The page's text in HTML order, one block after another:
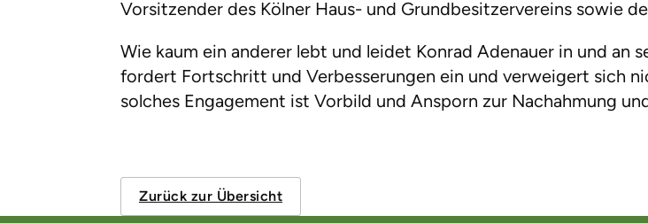
Vorsitzender des Kölner Haus- und Grundbesitzervereins sowie
Wie kaum ein anderer lebt und leidet Konrad Adenauer in und an
fordert Fortschritt und Verbesserungen ein und verweigert sich
solches Engagement ist Vorbild und Ansporn zur Nachahmung
Zurück zur Übersicht